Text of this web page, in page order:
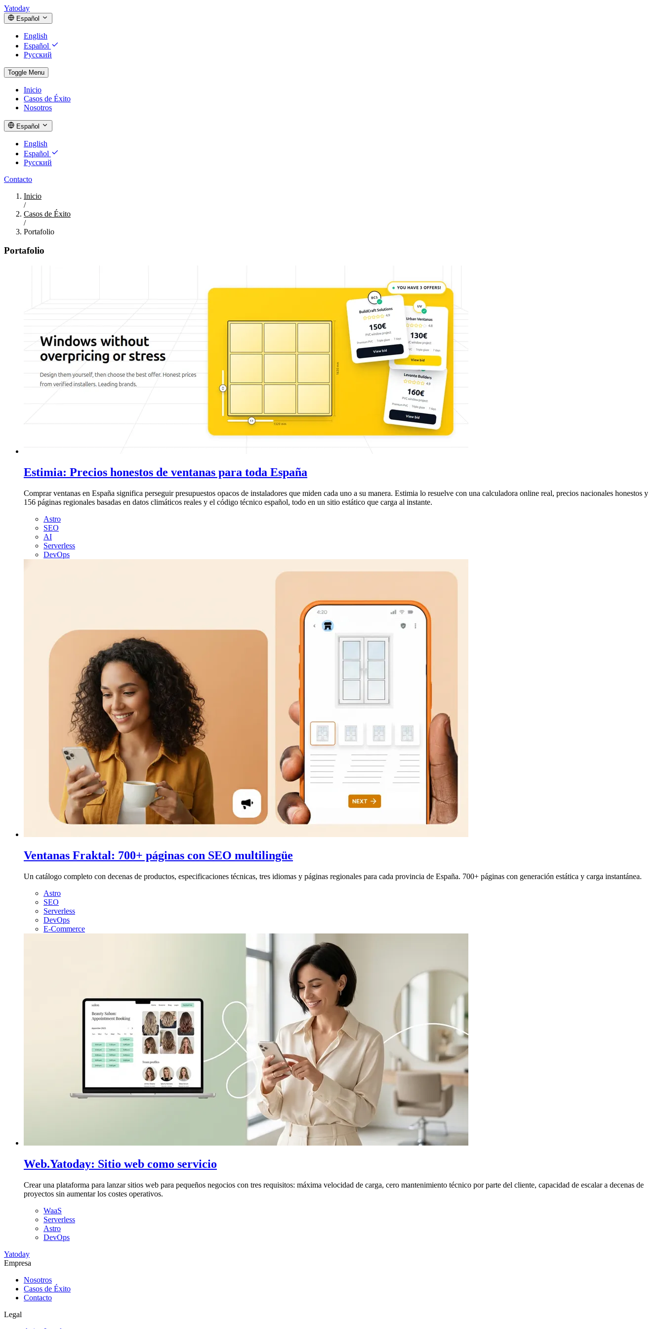
Yatoday
Español
English
Español
Русский
Toggle Menu
Inicio
Casos de Éxito
Nosotros
Español
English
Español
Русский
Contacto
Inicio
/
Casos de Éxito
/
Portafolio
Portafolio
Estimia: Precios honestos de ventanas para toda España
Comprar ventanas en España significa perseguir presupuestos opacos de instaladores que miden cada uno a su manera. Estimia lo resuelve con una calculadora online real, precios nacionales honestos y
156 páginas regionales basadas en datos climáticos reales y el código técnico español, todo en un sitio estático que carga al instante.
Astro
SEO
AI
Serverless
DevOps
Ventanas Fraktal: 700+ páginas con SEO multilingüe
Un catálogo completo con decenas de productos, especificaciones técnicas, tres idiomas y páginas regionales para cada provincia de España. 700+ páginas con generación estática y carga instantánea.
Astro
SEO
Serverless
DevOps
E-Commerce
Web.Yatoday: Sitio web como servicio
Crear una plataforma para lanzar sitios web para pequeños negocios con tres requisitos: máxima velocidad de carga, cero mantenimiento técnico por parte del cliente, capacidad de escalar a decenas de
proyectos sin aumentar los costes operativos.
WaaS
Serverless
Astro
DevOps
Yatoday
Empresa
Nosotros
Casos de Éxito
Contacto
Legal